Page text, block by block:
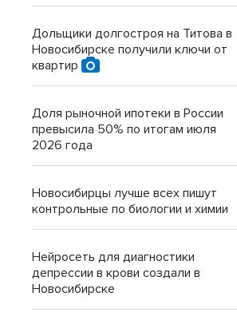
Дольщики долгостроя на Титова в
Новосибирске получили ключи от
квартир
Доля рыночной ипотеки в России
превысила 50% по итогам июля
2026 года
Новосибирцы лучше всех пишут
контрольные по биологии и химии
Нейросеть для диагностики
депрессии в крови создали в
Новосибирске